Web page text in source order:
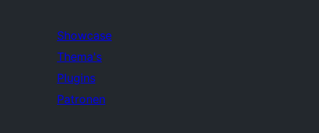
Showcase
Thema's
Plugins
Patronen